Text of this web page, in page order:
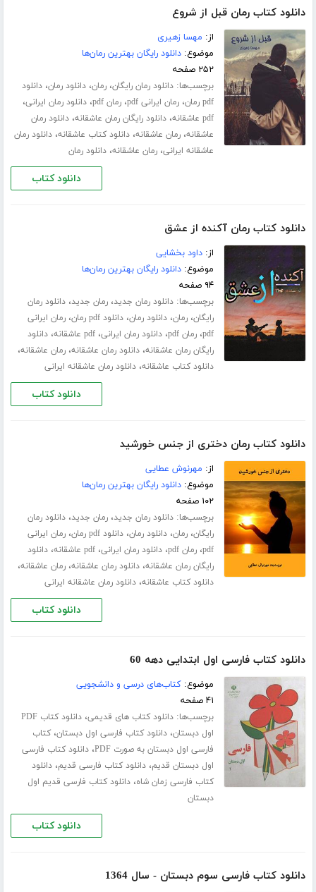
دانلود کتاب رمان قبل از شروع
از: مهسا زهیری
موضوع:دانلود رایگان بهترین رمان‌ها
۲۵۲ صفحه
برچسب‌ها:دانلود رمان رایگان،رمان،دانلود رمان،دانلود
pdf رمان
،رمان ایرانی pdf ،رمان pdf ،دانلود رمان ایرانی،
pdf عاشقانه ،دانلود رایگان رمان عاشقانه،دانلود رمان
عاشقانه،رمان عاشقانه،دانلود کتاب عاشقانه،دانلود رمان
عاشقانه ایرانی،رمان عاشقانه،دانلود رمان
دانلود کتاب
دانلود کتاب رمان آکنده از عشق
از:داود بخشایی
موضوع:دانلود رایگان بهترین رمان‌ها
۹۴ صفحه
برچسب‌ها:دانلود رمان جدید،رمان جدید،دانلود رمان
رایگان،رمان،دانلود رمان،دانلود pdf رمان ،رمان ایرانی
pdf،رمان pdf ،دانلود رمان ایرانی،pdf عاشقانه ،دانلود
رایگان رمان عاشقانه،دانلود رمان عاشقانه،رمان عاشقانه،
دانلود کتاب عاشقانه،دانلود رمان عاشقانه ایرانی
دانلود کتاب
دانلود کتاب رمان دختری از جنس خورشید
از: مهرنوش عطایی
موضوع:دانلود رایگان بهترین رمان‌ها
۱۰۲ صفحه
برچسب‌ها:دانلود رمان جدید،رمان جدید،دانلود رمان
رایگان،رمان،دانلود رمان،دانلود pdf رمان ،رمان ایرانی
pdf،رمان pdf ،دانلود رمان ایرانی،pdf عاشقانه ،دانلود
رایگان رمان عاشقانه،دانلود رمان عاشقانه،رمان عاشقانه،
دانلود کتاب عاشقانه،دانلود رمان عاشقانه ایرانی
دانلود کتاب
دانلود کتاب فارسی اول ابتدایی دهه 60
موضوع:کتاب‌های درسی و دانشجویی
۴۱ صفحه
برچسب‌ها:دانلود کتاب های قدیمی،
دانلود کتاب PDF
اول دبستان،دانلود کتاب فارسی اول دبستان،کتاب
فارسی اول دبستان به صورت PDF
،دانلود کتاب فارسی
اول دبستان قدیم،دانلود کتاب فارسی قدیم،دانلود
کتاب فارسی زمان شاه،دانلود کتاب فارسی قدیم اول
دبستان
دانلود کتاب
دانلود کتاب فارسی سوم دبستان - سال 1364